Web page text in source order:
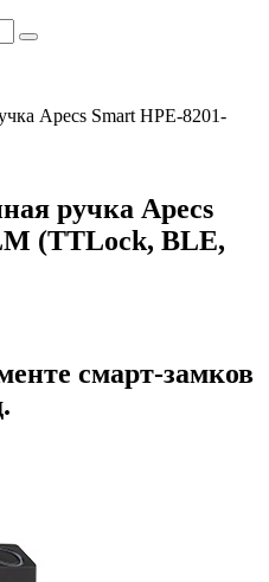
Apecs Smart HPE-8201-
ручка Apecs
(TTLock, BLE,
смарт-замков